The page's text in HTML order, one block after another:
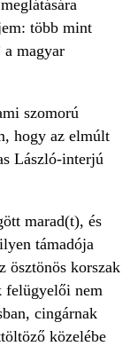
több mint
a magyar
szomorú
hogy az elmúlt
László-interjú
marad(t), és
támadója
ösztönös korszak
felügyelői nem
cingárnak
közelébe